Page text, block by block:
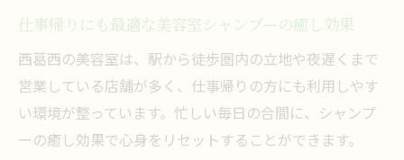
仕事帰りにも最適な美容室シャンプーの癒し効果
西葛西の美容室は、駅から徒歩圏内の立地や夜遅くまで
営業している店舗が多く、仕事帰りの方にも利用しやす
い環境が整っています。忙しい毎日の合間に、シャンプ
ーの癒し効果で心身をリセットすることができます。